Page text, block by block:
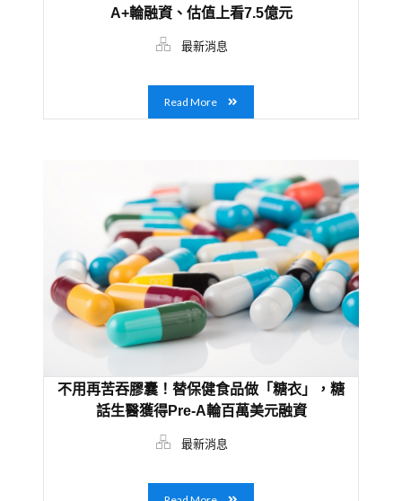
A+輪融資、估值上看7.5億元
最新消息
Read More
不用再苦吞膠囊！替保健食品做「糖衣」，糖
話生醫獲得Pre-A輪百萬美元融資
最新消息